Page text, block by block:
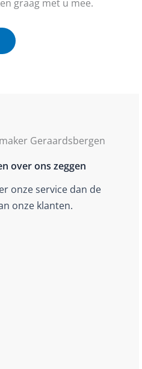
graag met u mee.
Geraardsbergen
over ons zeggen
onze service dan de
onze klanten.